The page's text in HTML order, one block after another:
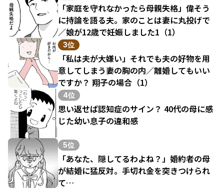
「家庭を守れなかったら母親失格」偉そう
に持論を語る夫。家のことは妻に丸投げで
／娘が12歳で妊娠しました1（1）
3位
「私は夫が大嫌い」それでも夫の好物を用
意してしまう妻の胸の内／離婚してもいい
ですか？ 翔子の場合（1）
4位
思い返せば認知症のサイン？ 40代の母に感
じた幼い息子の違和感
5位
「あなた、隠してるわよね？」婚約者の母
が結婚に猛反対。手切れ金を突きつけられ
て…